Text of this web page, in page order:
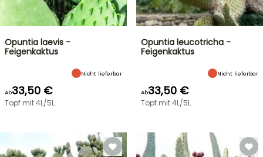
Opuntia laevis -
Feigenkaktus
Nicht lieferbar
Ab33,50 €
Topf mit 4L/5L
Opuntia leucotricha -
Feigenkaktus
Nicht lieferbar
Ab33,50 €
Topf mit 4L/5L